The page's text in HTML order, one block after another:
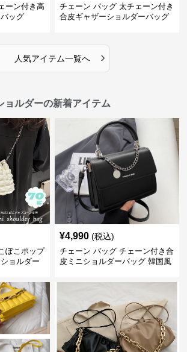
ーン付き高
ッグ
チェーン バッグ 太チェーン付き
合皮ギャザーショルダーバッグ
人気アイテム一覧へ ›
ョルダーの新着アイテム
ぽこポップ
ョルダー
¥4,990 (税込)
チェーン バッグ チェーン付き合
皮ミニショルダーバッグ 韓国風